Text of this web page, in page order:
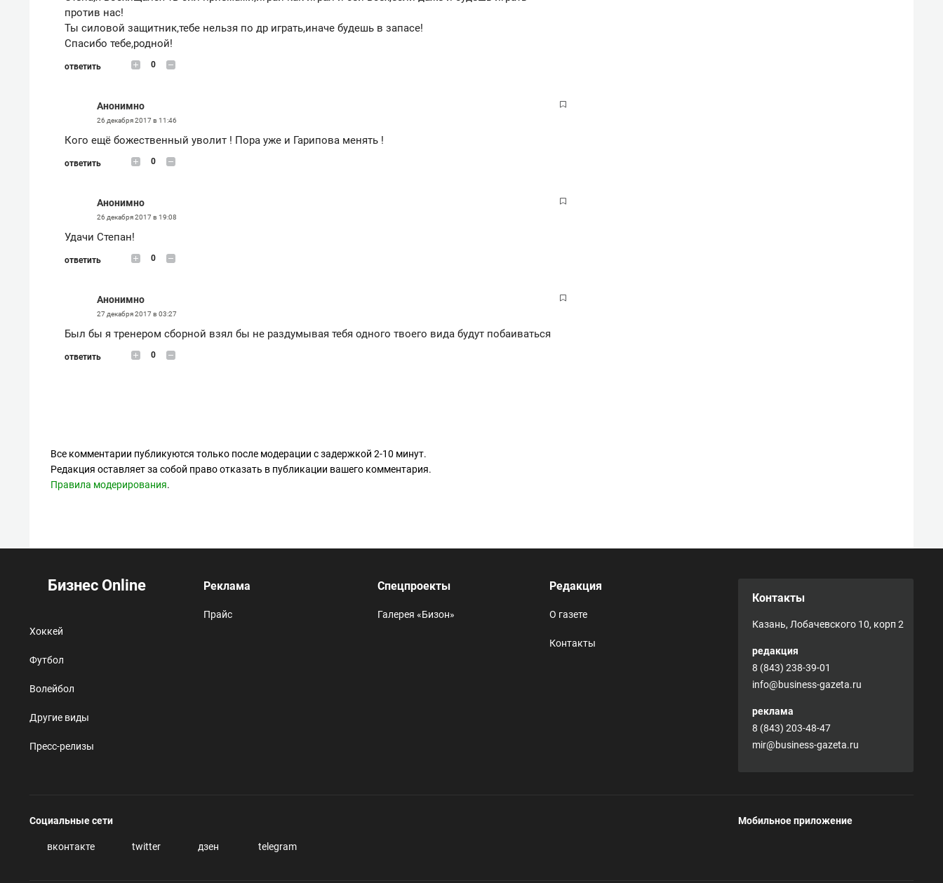
против нас!
Ты силовой защитник,тебе нельзя по др играть,иначе будешь в запасе!
Спасибо тебе,родной!
ответить 0
Анонимно
26 декабря 2017 в 11:46
Кого ещё божественный уволит ! Пора уже и Гарипова менять !
ответить 0
Анонимно
26 декабря 2017 в 19:08
Удачи Степан!
ответить 0
Анонимно
27 декабря 2017 в 03:27
Был бы я тренером сборной взял бы не раздумывая тебя одного твоего вида будут побаиваться
ответить 0
Все комментарии публикуются только после модерации с задержкой 2-10 минут.
Редакция оставляет за собой право отказать в публикации вашего комментария.
Правила модерирования.
Бизнес Online
Хоккей
Футбол
Волейбол
Другие виды
Пресс-релизы
Реклама
Прайс
Спецпроекты
Галерея «Бизон»
Редакция
О газете
Контакты
Контакты
Казань, Лобачевского 10, корп 2
редакция
8 (843) 238-39-01
info@business-gazeta.ru
реклама
8 (843) 203-48-47
mir@business-gazeta.ru
Социальные сети
вконтакте twitter дзен telegram
Мобильное приложение